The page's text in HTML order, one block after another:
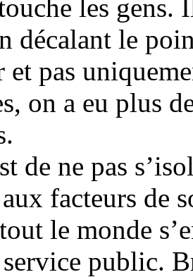
les gens.
décalant le
et pas
on a eu plus
de ne pas
facteurs de
le monde
public.